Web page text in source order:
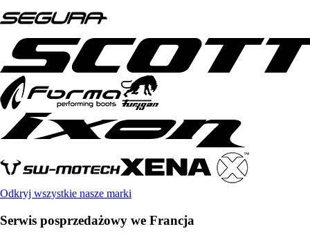
Odkryj wszystkie nasze marki
Serwis posprzedażowy we Francja